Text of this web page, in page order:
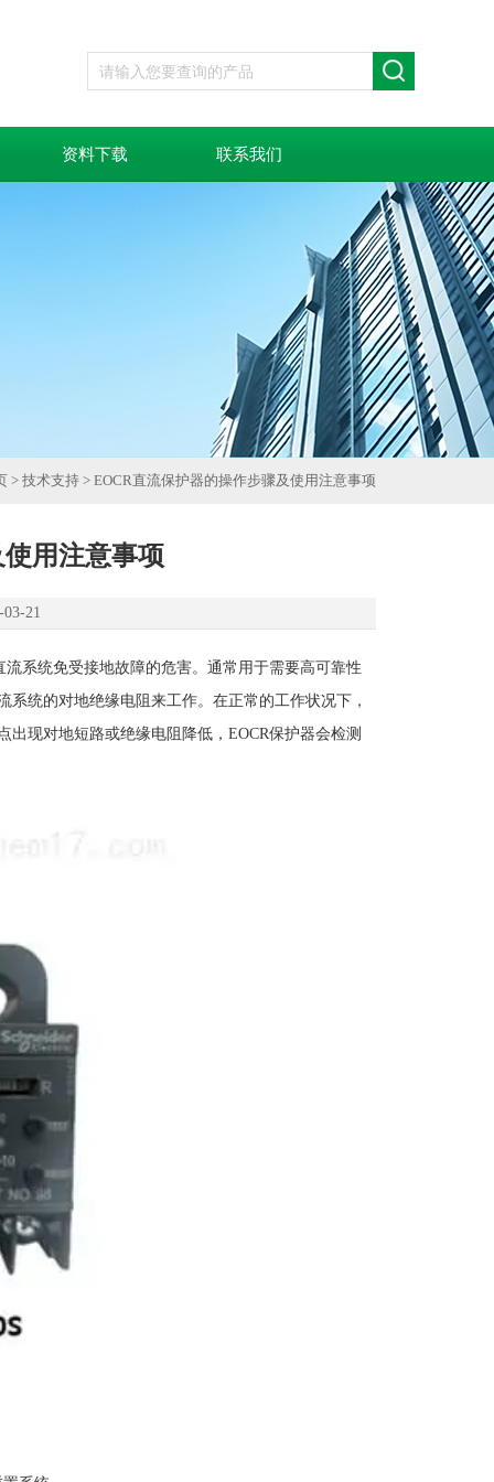
资料下载 联系我们
> 技术支持 > EOCR直流保护器的操作步骤及使用注意事项
用注意事项
21
系统免受接地故障的危害。通常用于需要高可靠性
统的对地绝缘电阻来工作。在正常的工作状况下，
现对地短路或绝缘电阻降低，EOCR保护器会检测